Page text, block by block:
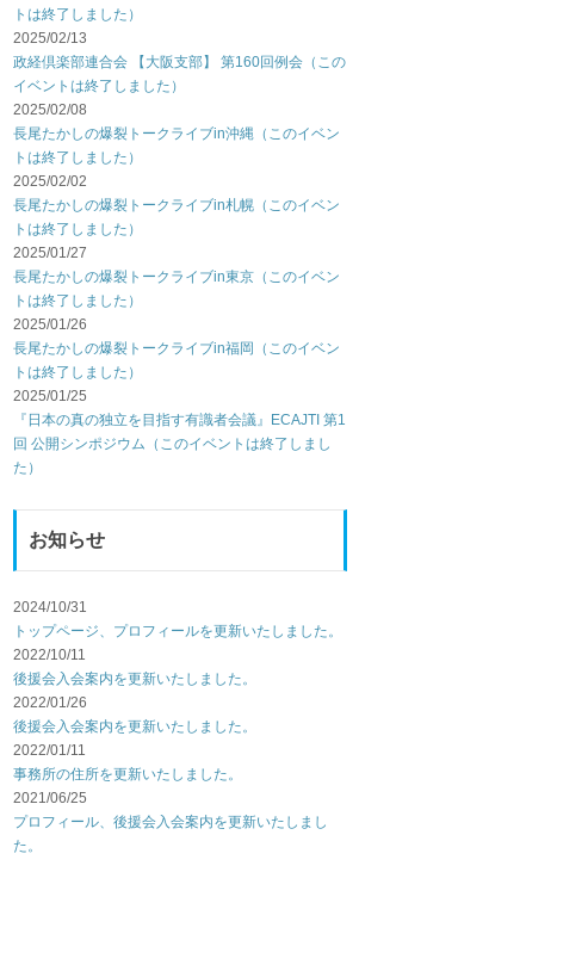
トは終了しました）
2025/02/13
政経倶楽部連合会 【大阪支部】 第160回例会（この
イベントは終了しました）
2025/02/08
長尾たかしの爆裂トークライブin沖縄（このイベン
トは終了しました）
2025/02/02
長尾たかしの爆裂トークライブin札幌（このイベン
トは終了しました）
2025/01/27
長尾たかしの爆裂トークライブin東京（このイベン
トは終了しました）
2025/01/26
長尾たかしの爆裂トークライブin福岡（このイベン
トは終了しました）
2025/01/25
『日本の真の独立を目指す有識者会議』ECAJTI 第1
回 公開シンポジウム（このイベントは終了しまし
た）
お知らせ
2024/10/31
トップページ、プロフィールを更新いたしました。
2022/10/11
後援会入会案内を更新いたしました。
2022/01/26
後援会入会案内を更新いたしました。
2022/01/11
事務所の住所を更新いたしました。
2021/06/25
プロフィール、後援会入会案内を更新いたしまし
た。